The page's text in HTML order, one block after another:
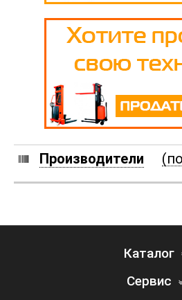
Производители
Каталог
Сервис